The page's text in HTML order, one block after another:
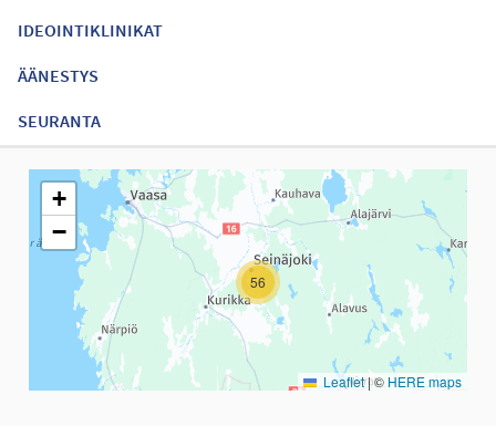
IDEOINTIKLINIKAT
ÄÄNESTYS
SEURANTA
Seuraavassa elementissä on kartta, joka esittää tämän
56
+
−
Leaflet |© HERE maps